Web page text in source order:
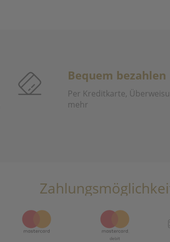
Bequem bezahlen
Per Kreditkarte,
mehr